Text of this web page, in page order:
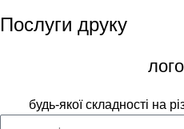
Послуги друку
будь-якої складності на